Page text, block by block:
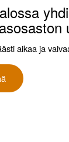
aikaa ja